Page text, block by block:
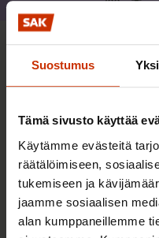
Suostumus
Tämä sivusto käyttää
Käytämme evästeitä
räätälöimiseen,
tukemiseen ja
jaamme sosiaalisen
alan kumppaneillemme
Lisää
YMPÄRISTÖ, ILMASTO JA